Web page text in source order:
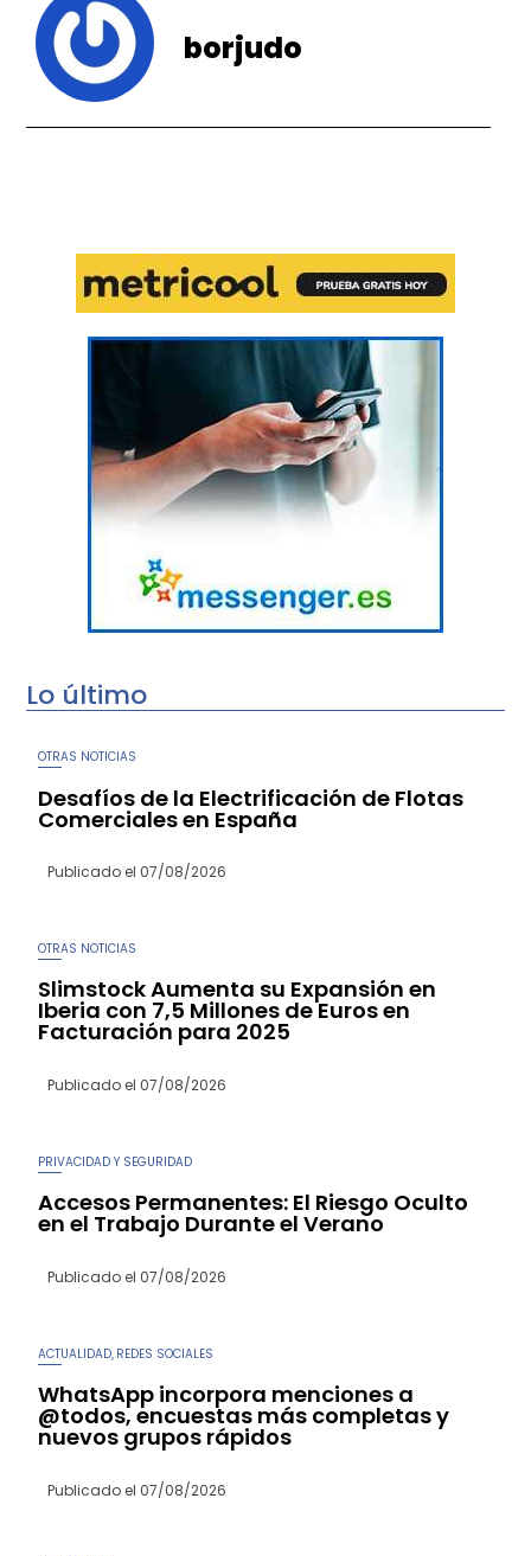
borjudo
Lo último
OTRAS NOTICIAS
Desafíos de la Electrificación de Flotas
Comerciales en España
Publicado el 07/08/2026
OTRAS NOTICIAS
Slimstock Aumenta su Expansión en
Iberia con 7,5 Millones de Euros en
Facturación para 2025
Publicado el 07/08/2026
PRIVACIDAD Y SEGURIDAD
Accesos Permanentes: El Riesgo Oculto
en el Trabajo Durante el Verano
Publicado el 07/08/2026
ACTUALIDAD REDES SOCIALES
WhatsApp incorpora menciones a
@todos, encuestas más completas y
nuevos grupos rápidos
Publicado el 07/08/2026